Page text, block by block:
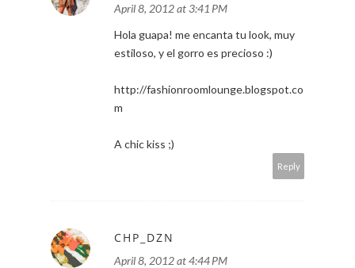
April 8, 2012 at 3:41 PM
Hola guapa! me encanta tu look, muy
estiloso, y el gorro es precioso :)
http://fashionroomlounge.blogspot.co
m
A chic kiss ;)
Reply
CHP_DZN
April 8, 2012 at 4:44 PM